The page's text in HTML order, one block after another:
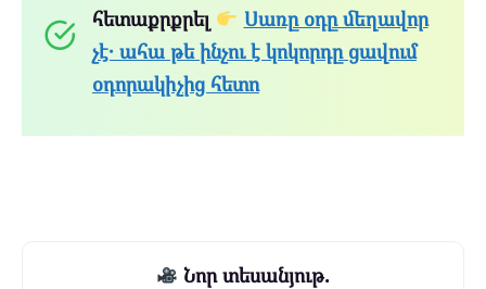
հետաքրքրել
Սառը օդը մեղավոր
չէ․ ահա թե ինչու է կոկորդը ցավում
օդորակիչից հետո
Նոր տեսանյութ.